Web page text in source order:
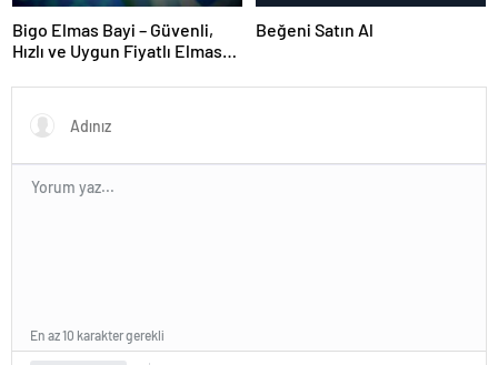
Bigo Elmas Bayi – Güvenli,
Hızlı ve Uygun Fiyatlı Elmas
Beğeni Satın Al
En az 10 karakter gerekli